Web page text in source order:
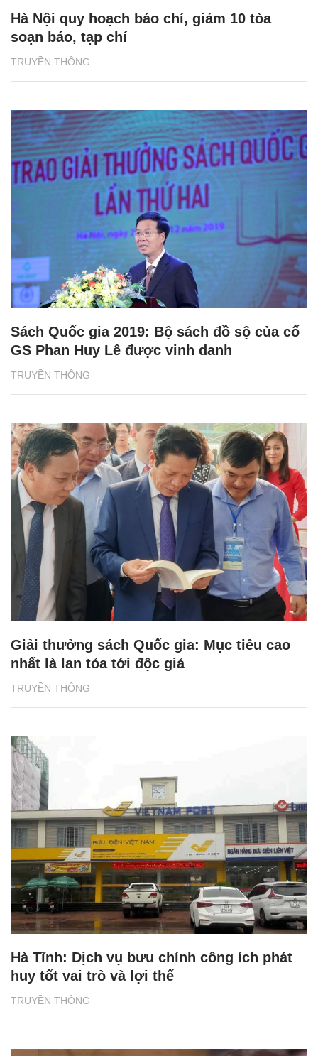
TRUYỀN THÔNG
Hà Nội quy hoạch báo chí, giảm 10 tòa
soạn báo, tạp chí
TRUYỀN THÔNG
Sách Quốc gia 2019: Bộ sách đồ sộ của cố
GS Phan Huy Lê được vinh danh
TRUYỀN THÔNG
Giải thưởng sách Quốc gia: Mục tiêu cao
nhất là lan tỏa tới độc giả
TRUYỀN THÔNG
Hà Tĩnh: Dịch vụ bưu chính công ích phát
huy tốt vai trò và lợi thế